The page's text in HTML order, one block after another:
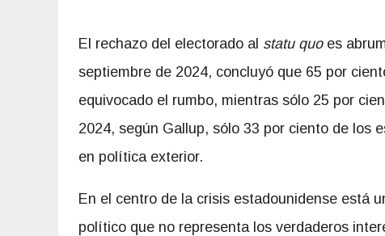
El rechazo del electorado al statu quoes
septiembre de 2024, concluyó que 65 por
equivocado el rumbo, mientras sólo 25 por
2024, según Gallup, sólo 33 por ciento de los
en política exterior.
En el centro de la crisis estadounidense está
político que no representa los verdaderos